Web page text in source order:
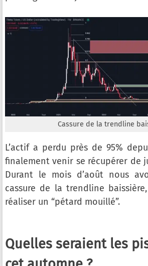
Cassure de la trendline
L’actif a perdu près de 95%
finalement venir se récupérer de
Durant le mois d’août nous
cassure de la trendline
réaliser un “pétard mouillé”.
Quelles seraient les